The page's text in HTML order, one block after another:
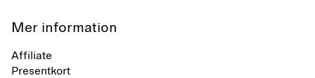
Mer information
Affiliate
Presentkort